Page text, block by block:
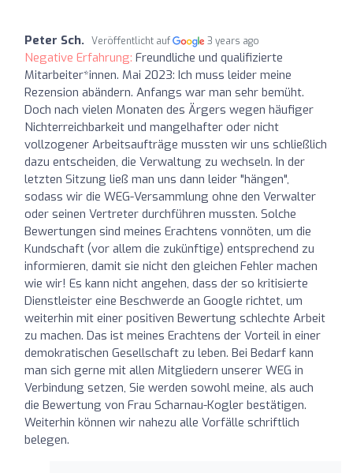
Peter Sch. Veröffentlicht auf 3 years ago
Negative Erfahrung: Freundliche und qualifizierte
Mitarbeiter*innen. Mai 2023: Ich muss leider meine
Rezension abändern. Anfangs war man sehr bemüht.
Doch nach vielen Monaten des Ärgers wegen häufiger
Nichterreichbarkeit und mangelhafter oder nicht
vollzogener Arbeitsaufträge mussten wir uns schließlich
dazu entscheiden, die Verwaltung zu wechseln. In der
letzten Sitzung ließ man uns dann leider "hängen",
sodass wir die WEG-Versammlung ohne den Verwalter
oder seinen Vertreter durchführen mussten. Solche
Bewertungen sind meines Erachtens vonnöten, um die
Kundschaft (vor allem die zukünftige) entsprechend zu
informieren, damit sie nicht den gleichen Fehler machen
wie wir! Es kann nicht angehen, dass der so kritisierte
Dienstleister eine Beschwerde an Google richtet, um
weiterhin mit einer positiven Bewertung schlechte Arbeit
zu machen. Das ist meines Erachtens der Vorteil in einer
demokratischen Gesellschaft zu leben. Bei Bedarf kann
man sich gerne mit allen Mitgliedern unserer WEG in
Verbindung setzen, Sie werden sowohl meine, als auch
die Bewertung von Frau Scharnau-Kogler bestätigen.
Weiterhin können wir nahezu alle Vorfälle schriftlich
belegen.